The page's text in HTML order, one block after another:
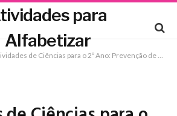
para
Alfabetizar
de Ciências para o 2º Ano: Prevenção de Acidentes Domésticos (BNCC – EF02CI03)